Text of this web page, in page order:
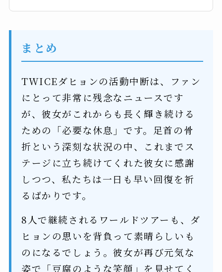
まとめ
TWICEダヒョンの活動中断は、ファン
にとって非常に残念なニュースです
が、彼女がこれからも長く輝き続ける
ための「必要な休息」です。足首の骨
折という深刻な状況の中、これまでス
テージに立ち続けてくれた彼女に感謝
しつつ、私たちは一日も早い回復を祈
るばかりです。
8人で継続されるワールドツアーも、ダ
ヒョンの思いを背負って素晴らしいも
のになるでしょう。彼女が再び元気な
姿で「豆腐のような笑顔」を見せてく